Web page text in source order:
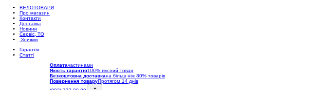
ВЕЛОТОВАРИ
Про магазин
Контакти
Доставка
Новини
Сервіс, ТО
Знижки
Гарантія
Статті
Оплатачастинами
Якість гарантія100% якісний товар
Безкоштовна доставкана більш ніж 80% товарів
Повернення товаруПротягом 14 днів